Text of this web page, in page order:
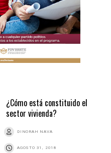
¿Cómo está constituido el
sector vivienda?
DINORAH NAVA
AGOSTO 31, 2018